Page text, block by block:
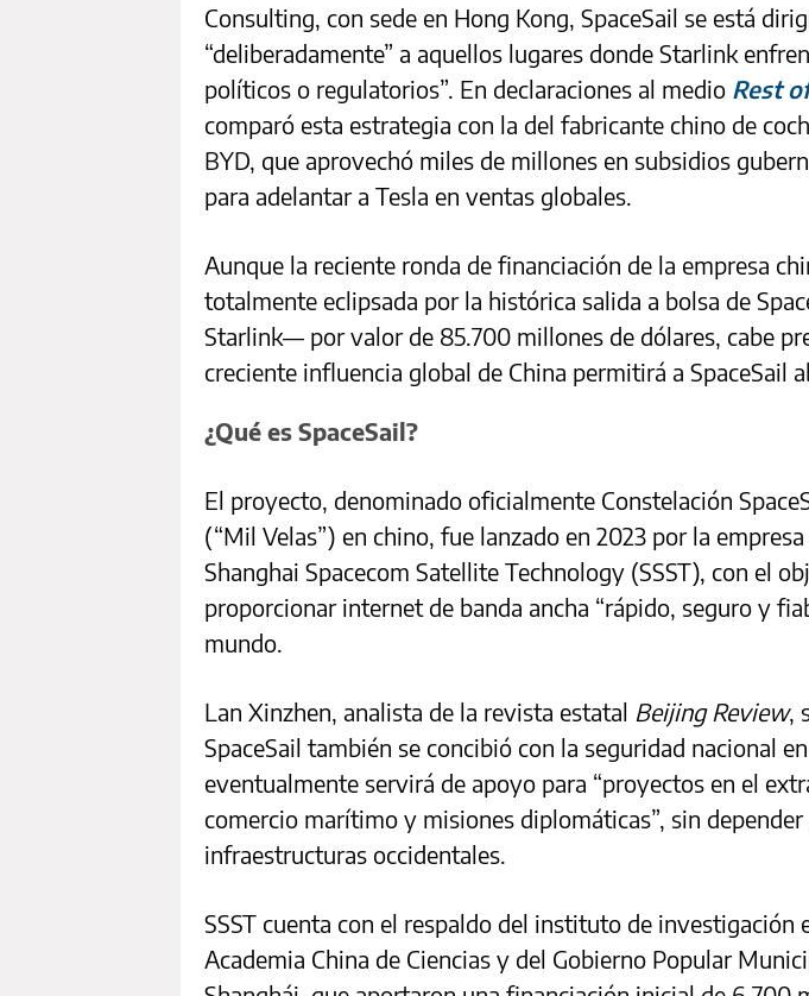
Consulting, con sede en Hong Kong, SpaceSail se está
“deliberadamente” a aquellos lugares donde Starlink
políticos o regulatorios”. En declaraciones al medio Rest
comparó esta estrategia con la del fabricante chino de
BYD, que aprovechó miles de millones en subsidios
para adelantar a Tesla en ventas globales.
Aunque la reciente ronda de financiación de la empresa
totalmente eclipsada por la histórica salida a bolsa de
Starlink— por valor de 85.700 millones de dólares, cabe
creciente influencia global de China permitirá a SpaceSail
¿Qué es SpaceSail?
El proyecto, denominado oficialmente Constelación
(“Mil Velas”) en chino, fue lanzado en 2023 por la
Shanghai Spacecom Satellite Technology (SSST), con el
proporcionar internet de banda ancha “rápido, seguro y
mundo.
Lan Xinzhen, analista de la revista estatal Beijing Review,
SpaceSail también se concibió con la seguridad nacional
eventualmente servirá de apoyo para “proyectos en el
comercio marítimo y misiones diplomáticas”, sin depender
infraestructuras occidentales.
SSST cuenta con el respaldo del instituto de investigación
Academia China de Ciencias y del Gobierno Popular